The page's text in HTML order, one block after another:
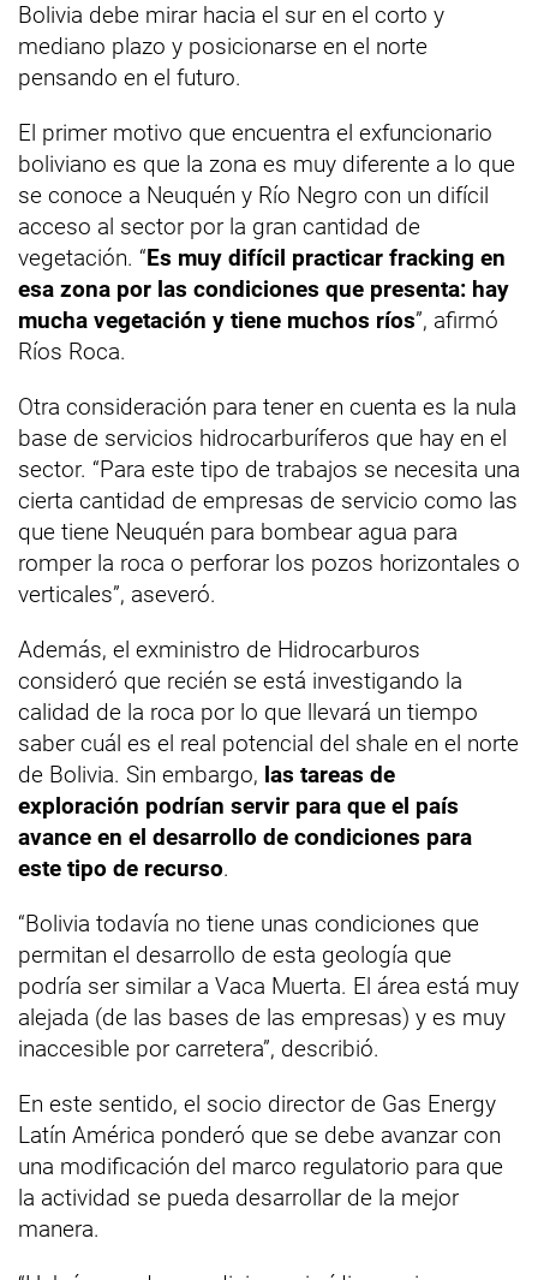
Bolivia debe mirar hacia el sur en el corto y
mediano plazo y posicionarse en el norte
pensando en el futuro.
El primer motivo que encuentra el exfuncionario
boliviano es que la zona es muy diferente a lo que
se conoce a Neuquén y Río Negro con un difícil
acceso al sector por la gran cantidad de
vegetación. “Es muy difícil practicar fracking en
esa zona por las condiciones que presenta: hay
mucha vegetación y tiene muchos ríos”, afirmó
Ríos Roca.
Otra consideración para tener en cuenta es la nula
base de servicios hidrocarburíferos que hay en el
sector. “Para este tipo de trabajos se necesita una
cierta cantidad de empresas de servicio como las
que tiene Neuquén para bombear agua para
romper la roca o perforar los pozos horizontales o
verticales”, aseveró.
Además, el exministro de Hidrocarburos
consideró que recién se está investigando la
calidad de la roca por lo que llevará un tiempo
saber cuál es el real potencial del shale en el norte
de Bolivia. Sin embargo, las tareas de
exploración podrían servir para que el país
avance en el desarrollo de condiciones para
este tipo de recurso.
“Bolivia todavía no tiene unas condiciones que
permitan el desarrollo de esta geología que
podría ser similar a Vaca Muerta. El área está muy
alejada (de las bases de las empresas) y es muy
inaccesible por carretera”, describió.
En este sentido, el socio director de Gas Energy
Latín América ponderó que se debe avanzar con
una modificación del marco regulatorio para que
la actividad se pueda desarrollar de la mejor
manera.